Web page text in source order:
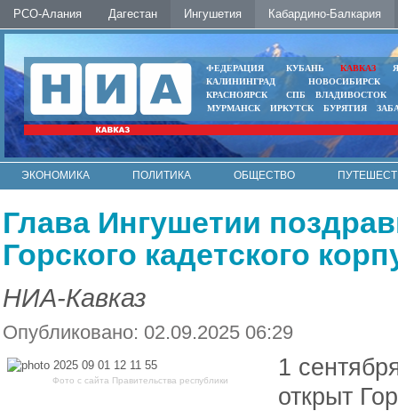
РСО-Алания Дагестан Ингушетия Кабардино-Балкария
ФЕДЕРАЦИЯ КУБАНЬ КАВКАЗ
КАЛИНИНГРАД
НОВОСИБИРСК
КРАСНОЯРСК
СПБ
ВЛАДИВОСТОК
МУРМАНСК
ИРКУТСК БУРЯТИЯ
ЭКОНОМИКА ПОЛИТИКА ОБЩЕСТВО
Глава Ингушетии
Горского кадетского
НИА-Кавказ
Опубликовано: 02.09.2025 06:29
Фото с сайта Правительства республики
1
открыт